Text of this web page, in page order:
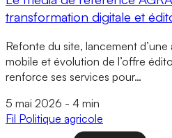
transformation digitale et
Refonte du site, lancement d’une
mobile et évolution de l’offre
renforce ses services pour…
5 mai 2026 - 4 min
Fil Politique agricole